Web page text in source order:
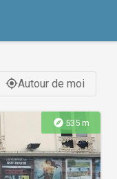
gps_fixedAutour de moi
explore 535 m